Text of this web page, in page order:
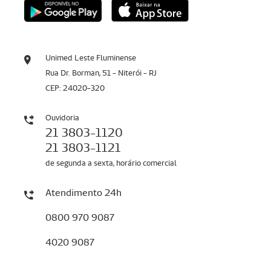
Unimed Leste Fluminense
Rua Dr. Borman, 51 - Niterói - RJ
CEP: 24020-320
Ouvidoria
21 3803-1120
21 3803-1121
de segunda a sexta, horário comercial
Atendimento 24h
0800 970 9087
4020 9087